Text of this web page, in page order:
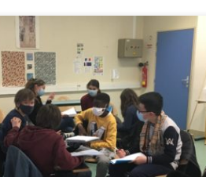
présentées cette année au concours
sensibiliser et d’apprendre les
au mieux notre belle Terre.
un projet, prenant la forme de leur […]